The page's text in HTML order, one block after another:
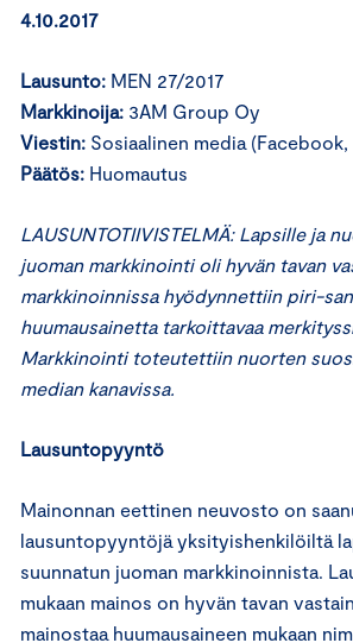
4.10.2017
Lausunto: MEN 27/2017
Markkinoija: 3AM Group Oy
Viestin: Sosiaalinen media (Facebook,
Päätös: Huomautus
LAUSUNTOTIIVISTELMÄ: Lapsille ja
juoman markkinointi oli hyvän tavan
markkinoinnissa hyödynnettiin piri-
huumausainetta tarkoittavaa
Markkinointi toteutettiin nuorten
median kanavissa.
Lausuntopyyntö
Mainonnan eettinen neuvosto on
lausuntopyyntöjä yksityishenkilöiltä
suunnatun juoman markkinoinnista.
mukaan mainos on hyvän tavan
mainostaa huumausaineen mukaan